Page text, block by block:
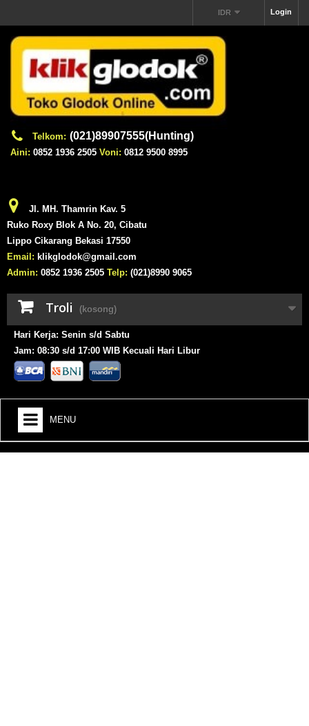
Login
IDR
Telkom: (021)89907555(Hunting)
Aini: 0852 1936 2505 Voni: 0812 9500 8995
Jl. MH. Thamrin Kav. 5
Ruko Roxy Blok A No. 20, Cibatu
Lippo Cikarang Bekasi 17550
Email: klikglodok@gmail.com
Admin: 0852 1936 2505 Telp: (021)8990 9065
Troli (kosong)
Hari Kerja: Senin s/d Sabtu
Jam: 08:30 s/d 17:00 WIB Kecuali Hari Libur
MENU